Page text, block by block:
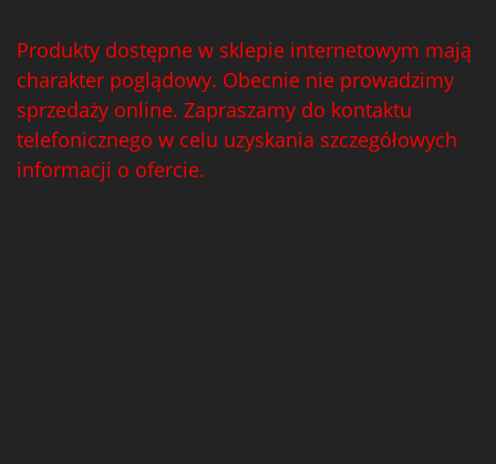
Produkty dostępne w sklepie internetowym mają
charakter poglądowy. Obecnie nie prowadzimy
sprzedaży online. Zapraszamy do kontaktu
telefonicznego w celu uzyskania szczegółowych
informacji o ofercie.